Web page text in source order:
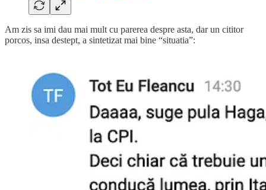
Am zis sa imi dau mai mult cu parerea despre asta, dar un cititor
porcos, insa destept, a sintetizat mai bine “situatia”: